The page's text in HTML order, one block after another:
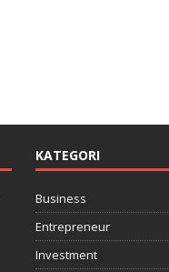
KATEGORI
Business
Entrepreneur
Investment